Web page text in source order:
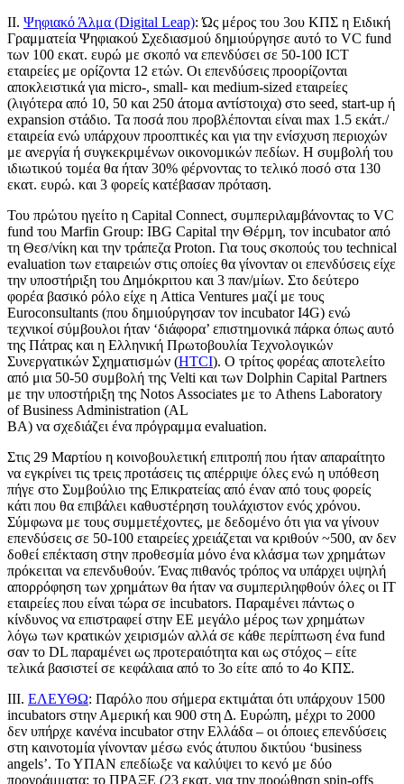
ΙΙ. Ψηφιακό Άλμα (Digital Leap): Ώς μέρος του 3ου ΚΠΣ η Ειδική
Γραμματεία Ψηφιακού Σχεδιασμού δημιούργησε αυτό το VC fund
των 100 εκατ. ευρώ με σκοπό να επενδύσει σε 50-100 ICT
εταιρείες με ορίζοντα 12 ετών. Οι επενδύσεις προορίζονται
αποκλειστικά για micro-, small- και medium-sized εταιρείες
(λιγότερα από 10, 50 και 250 άτομα αντίστοιχα) στο seed, start-up ή
expansion στάδιο. Τα ποσά που προβλέπονται είναι max 1.5 εκάτ./
εταιρεία ενώ υπάρχουν προοπτικές και για την ενίσχυση περιοχών
με ανεργία ή συγκεκριμένων οικονομικών πεδίων. Η συμβολή του
ιδιωτικού τομέα θα ήταν 30% φέρνοντας το τελικό ποσό στα 130
εκατ. ευρώ. και 3 φορείς κατέβασαν πρόταση.
Του πρώτου ηγείτο η Capital Connect, συμπεριλαμβάνοντας το VC
fund του Marfin Group: IBG Capital την Θέρμη, τον incubator από
τη Θεσ/νίκη και την τράπεζα Proton. Για τους σκοπούς του technical
evaluation των εταιρειών στις οποίες θα γίνονταν οι επενδύσεις είχε
την υποστήριξη του Δημόκριτου και 3 παν/μίων. Στο δεύτερο
φορέα βασικό ρόλο είχε η Attica Ventures μαζί με τους
Euroconsultants (που δημιούργησαν τον incubator Ι4G) ενώ
τεχνικοί σύμβουλοι ήταν ‘διάφορα’ επιστημονικά πάρκα όπως αυτό
της Πάτρας και η Ελληνική Πρωτοβουλία Τεχνολογικών
Συνεργατικών Σχηματισμών (ΗΤCΙ). O τρίτος φορέας αποτελείτο
από μια 50-50 συμβολή της Velti και των Dolphin Capital Partners
με την υποστήριξη της Notos Associates με το Athens Laboratory
of Business Administration (AL
BA) να σχεδιάζει ένα πρόγραμμα evaluation.
Στις 29 Μαρτίου η κοινοβουλετική επιτροπή που ήταν απαραίτητο
να εγκρίνει τις τρεις προτάσεις τις απέρριψε όλες ενώ η υπόθεση
πήγε στο Συμβούλιο της Επικρατείας από έναν από τους φορείς
κάτι που θα επιβάλει καθυστέρηση τουλάχιστον ενός χρόνου.
Σύμφωνα με τους συμμετέχοντες, με δεδομένο ότι για να γίνουν
επενδύσεις σε 50-100 εταιρείες χρειάζεται να κριθούν ~500, αν δεν
δοθεί επέκταση στην προθεσμία μόνο ένα κλάσμα των χρημάτων
πρόκειται να επενδυθούν. Ένας πιθανός τρόπος να υπάρχει υψηλή
απορρόφηση των χρημάτων θα ήταν να συμπεριληφθούν όλες οι ΙΤ
εταιρείες που είναι τώρα σε incubators. Παραμένει πάντως ο
κίνδυνος να επιστραφεί στην ΕΕ μεγάλο μέρος των χρημάτων
λόγω των κρατικών χειρισμών αλλά σε κάθε περίπτωση ένα fund
σαν το DL παραμένει ως προτεραιότητα και ως στόχος – είτε
τελικά βασιστεί σε κεφάλαια από το 3ο είτε από το 4ο ΚΠΣ.
IΙΙ. ΕΛΕΥΘΩ: Παρόλο που σήμερα εκτιμάται ότι υπάρχουν 1500
incubators στην Αμερική και 900 στη Δ. Ευρώπη, μέχρι το 2000
δεν υπήρχε κανένα incubator στην Ελλάδα – οι όποιες επενδύσεις
στη καινοτομία γίνονταν μέσω ενός άτυπου δικτύου ‘business
angels’. Το ΥΠΑΝ επεδίωξε να καλύψει το κενό με δύο
προγράμματα: το ΠΡΑΞΕ (23 εκατ. για την προώθηση spin-offs